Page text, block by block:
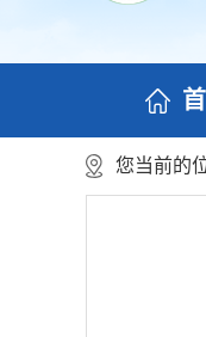
您当前的